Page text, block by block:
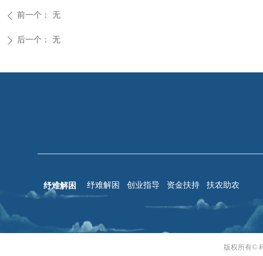
ꄴ 前一个： 无
ꄲ 后一个： 无
纾难解困 纾难解困 创业指导 资金扶持 扶农助农
版权所有©